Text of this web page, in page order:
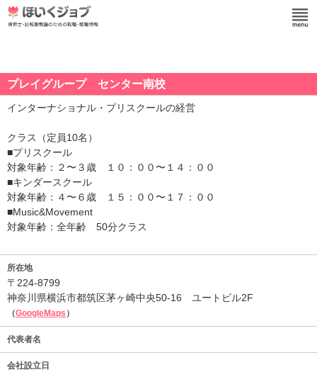
プレイグループ センター南校
インターナショナル・プリスクールの経営
クラス（定員10名）
■プリスクール
対象年齢：２〜３歳 １０：００〜１４：００
■キンダースクール
対象年齢：４〜６歳 １５：００〜１７：００
■Music&Movement
対象年齢：全年齢 50分クラス
所在地
〒224-8799
神奈川県横浜市都筑区茅ヶ崎中央50-16 ユートビル2F
（GoogleMaps ）
代表者名
会社設立日